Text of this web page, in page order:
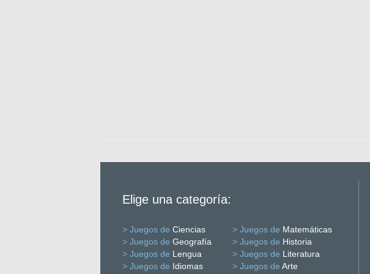
Elige una categoría:
> Juegos de Ciencias > Juegos de Matemáticas
> Juegos de Geografía > Juegos de Historia
> Juegos de Lengua > Juegos de Literatura
> Juegos de Idiomas > Juegos de Arte